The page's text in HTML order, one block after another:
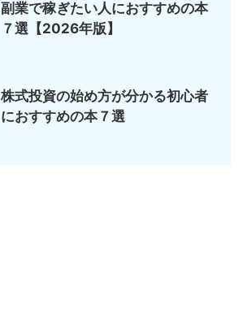
副業で稼ぎたい人におすすめの本
７選【2026年版】
株式投資の始め方が分かる初心者
におすすめの本７選